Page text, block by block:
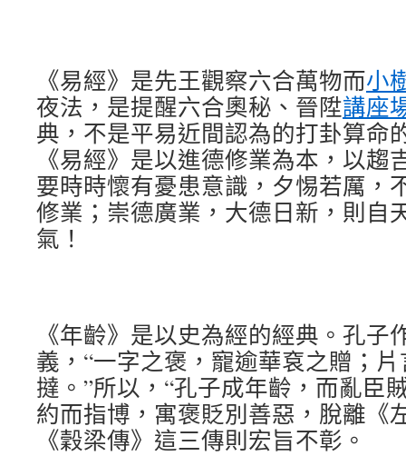
《易經》是先王觀察六合萬物而小
夜法，是提醒六合奧秘、晉陞講座
典，不是平易近間認為的打卦算命
《易經》是以進德修業為本，以趨
要時時懷有憂患意識，夕惕若厲，
修業；崇德廣業，大德日新，則自
氣！
《年齡》是以史為經的經典。孔子
義，“一字之褒，寵逾華袞之贈；
撻。”所以，“孔子成年齡，而亂臣
約而指博，寓褒貶別善惡，脫離《
《穀梁傳》這三傳則宏旨不彰。